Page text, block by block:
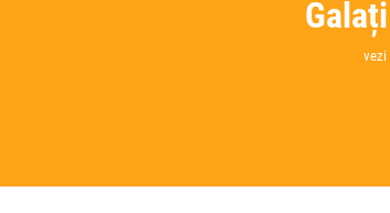
vezi